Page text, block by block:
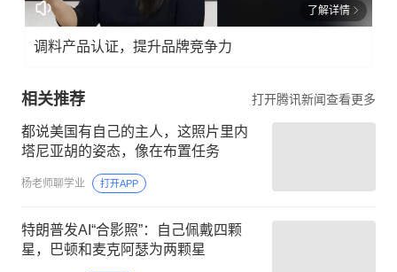
了解详情
调料产品认证，提升品牌竞争力
相关推荐 打开腾讯新闻查看更多
都说美国有自己的主人，这照片里内
塔尼亚胡的姿态，像在布置任务
杨老师聊学业 打开APP
特朗普发AI“合影照”：自己佩戴四颗
星，巴顿和麦克阿瑟为两颗星